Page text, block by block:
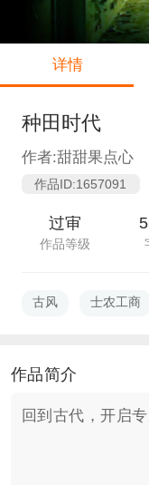
详情
种田时代
作者:甜甜果点心
作品ID:1657091
过审
作品等级
古风 士农工商
作品简介
回到古代，开启